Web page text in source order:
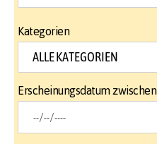
Kategorien
Erscheinungsdatum zwischen